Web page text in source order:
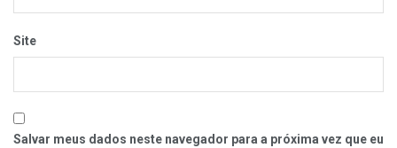
Site
Salvar meus dados neste navegador para a próxima vez que eu